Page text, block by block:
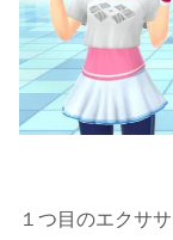
１つ目のエクサ